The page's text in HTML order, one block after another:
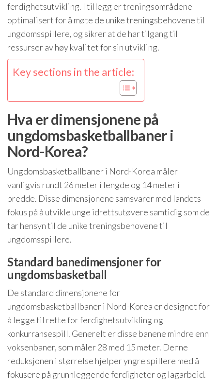
ferdighetsutvikling. I tillegg er treningsområdene
optimalisert for å møte de unike treningsbehovene til
ungdomsspillere, og sikrer at de har tilgang til
ressurser av høy kvalitet for sin utvikling.
Key sections in the article:
Hva er dimensjonene på
ungdomsbasketballbaner i
Nord-Korea?
Ungdomsbasketballbaner i Nord-Korea måler
vanligvis rundt 26 meter i lengde og 14 meter i
bredde. Disse dimensjonene samsvarer med landets
fokus på å utvikle unge idrettsutøvere samtidig som de
tar hensyn til de unike treningsbehovene til
ungdomsspillere.
Standard banedimensjoner for
ungdomsbasketball
De standard dimensjonene for
ungdomsbasketballbaner i Nord-Korea er designet for
å legge til rette for ferdighetsutvikling og
konkurransespill. Generelt er disse banene mindre enn
voksenbaner, som måler 28 med 15 meter. Denne
reduksjonen i størrelse hjelper yngre spillere med å
fokusere på grunnleggende ferdigheter og lagarbeid.